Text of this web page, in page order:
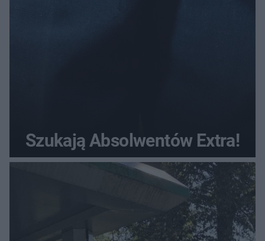
Szukają Absolwentów Extra!